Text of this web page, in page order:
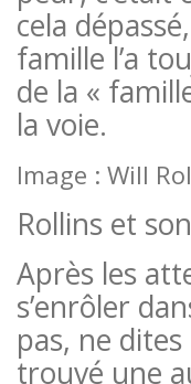
cela
famille l’a
de la «
la voie.
Image : Will
Rollins et
Après les
s’enrôler
pas, ne
trouvé une